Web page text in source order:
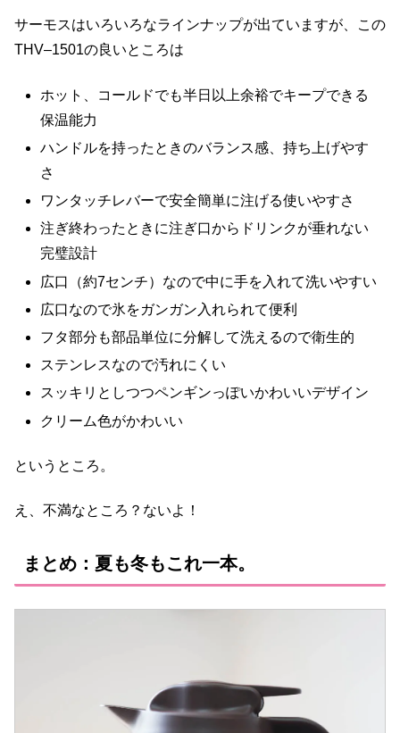
サーモスはいろいろなラインナップが出ていますが、この
THV–1501の良いところは
ホット、コールドでも半日以上余裕でキープできる
保温能力
ハンドルを持ったときのバランス感、持ち上げやす
さ
ワンタッチレバーで安全簡単に注げる使いやすさ
注ぎ終わったときに注ぎ口からドリンクが垂れない
完璧設計
広口（約7センチ）なので中に手を入れて洗いやすい
広口なので氷をガンガン入れられて便利
フタ部分も部品単位に分解して洗えるので衛生的
ステンレスなので汚れにくい
スッキリとしつつペンギンっぽいかわいいデザイン
クリーム色がかわいい
というところ。
え、不満なところ？ないよ！
まとめ：夏も冬もこれ一本。